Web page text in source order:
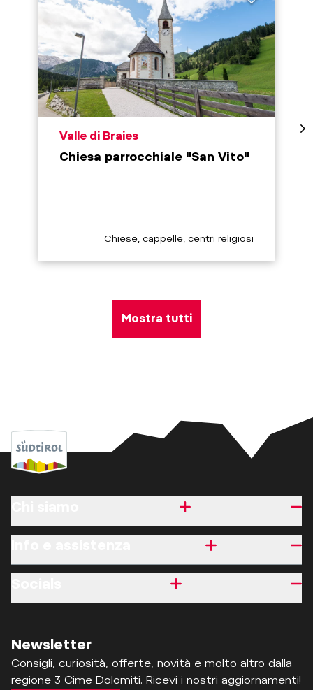
aria.poi_location_prefix
Valle di Braies
Chiesa parrocchiale "San Vito"
aria.poi_category_prefix
Chiese, cappelle, centri religiosi
Mostra tutti
Newsletter
Consigli, curiosità, offerte, novità e molto altro dalla
regione 3 Cime Dolomiti. Ricevi i nostri aggiornamenti!